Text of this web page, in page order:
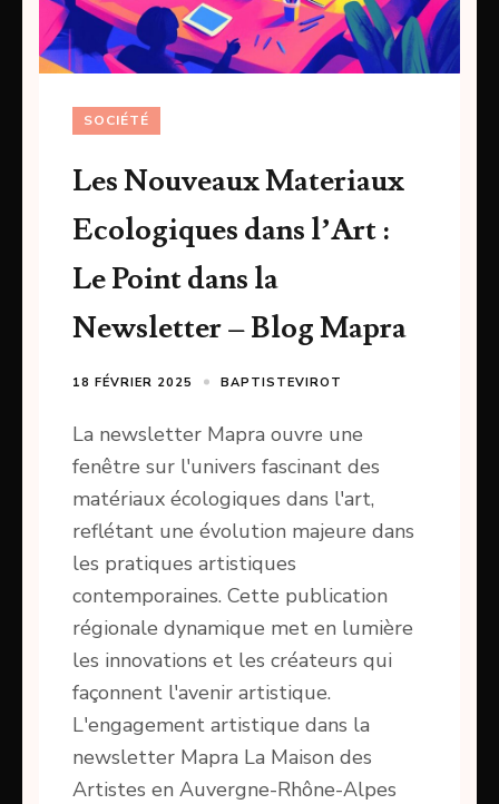
SOCIÉTÉ
Les Nouveaux Materiaux
Ecologiques dans l’Art :
Le Point dans la
Newsletter – Blog Mapra
18 FÉVRIER 2025 BAPTISTEVIROT
La newsletter Mapra ouvre une
fenêtre sur l'univers fascinant des
matériaux écologiques dans l'art,
reflétant une évolution majeure dans
les pratiques artistiques
contemporaines. Cette publication
régionale dynamique met en lumière
les innovations et les créateurs qui
façonnent l'avenir artistique.
L'engagement artistique dans la
newsletter Mapra La Maison des
Artistes en Auvergne-Rhône-Alpes